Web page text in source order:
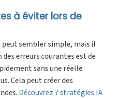
à éviter lors de
sembler simple, mais il
des erreurs courantes est de
sans une réelle
Cela peut créer des
Découvrez 7 stratégies IA